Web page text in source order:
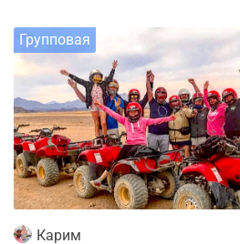
Групповая
Карим